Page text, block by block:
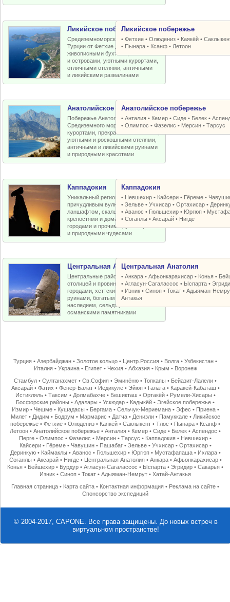
Ликийское побережье
Средиземноморское побережье
Турции от Фетхие до Кемера с
живописными бухтами, пляжами
и островами, уютными курортами,
отличными отелями, античными
и ликийскими развалинами
Ликийское побережье
•Фетхие •Олюдениз • Каякёй •
• Пынара • Ксанф • Летоон
Анатолийское побережье
Побережье Анатолийской бухты
Средиземного моря с отличными
курортами, прекрасными пляжами,
уютными и роскошными отелями,
античными и ликийскими руинами
и природными красотами
Анатолийское побережье
•Анталия • Кемер •Сиде • Белек •
•Олимпос •Фазелис • Мерсин •Тарсус
Каппадокия
Уникальный регион Турции с
причудливым вулканическим
ланшафтом, скальными церквями,
крепостями и домами, пещерными
городами и прочими рукотворными
и природными чудесами
Каппадокия
• Невшехир • Кайсери • Гёреме •
•Зельве •Учхисар •Ортахисар •
•Аванос • Гюльшехир • Юргюп •
•Соганлы •Аксарай • Нигде
Центральная Анатолия
Центральные районы Турции со
столицей и провинциальными
городами, хеттскими и античными
руинами, богатым византийским
наследием, сельджукскими и
османскими памятниками
Центральная Анатолия
•Анкара •Афьонкарахисар • Конья •
•Агласун-Сагалассос • Ыспарта •
• Изник •Синоп •Токат •Адыяман-
Антакья
Турция •Азербайджан •Золотое кольцо • Центр.Россия • Волга •Узбекистан •
Италия• Украина• Египет• Чехия• Абхазия• Крым • Воронеж
Стамбул •Султанахмет •Св.София •Эминёню •Топкапы • Бейазит-Лалели •
Аксарай• Фатих • Фенер-Балат• Йедикуле• Эйюп• Галата• Каракёй-Кабаташ •
Истикляль• Таксим • Долмабахче• Бешикташ • Ортакёй• Румели-Хисары •
Босфорские районы •Адалары •Ускюдар • Кадыкёй •Эгейское побережье •
Измир• Чешме• Кушадасы • Бергама• Сельчук-Мериемана• Эфес • Приена•
Милет• Дидим • Бодрум • Мармарис • Датча• Денизли• Памуккале• Ликийское
побережье •Фетхие •Олюдениз • Каякёй •Саклыкент •Тлос • Пынара • Ксанф •
Летоон •Анатолийское побережье •Анталия • Кемер •Сиде • Белек •Аспендос •
Перге •Олимпос •Фазелис • Мерсин •Тарсус • Каппадокия • Невшехир •
Кайсери• Гёреме• Чавушин• Пашабаг• Зельве• Учхисар• Ортахисар•
Деринкую• Каймаклы • Аванос • Гюльшехир• Юргюп• Мустафапаша• Ихлара•
Соганлы • Аксарай• Нигде• Центральная Анатолия• Анкара• Афьонкарахисар•
Конья • Бейшехир • Бурдур •Агласун-Сагалассос • Ыспарта •Эгридир •Сакарья •
Изник •Синоп •Токат •Адыяман-Немрут •Хатай-Антакья
Главная страница • Карта сайта • Контактная информация • Реклама на сайте •
Спонсорство экспедиций
© 2004-2017, CAPONE. Все права защищены. До новых встреч в
виртуальном пространстве!